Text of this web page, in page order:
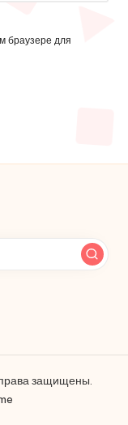
браузере для
защищены.